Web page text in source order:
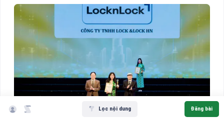
Long Giang
TT&TT cấp ngày 05/04/2022
Lọc nội dung Đăng bài